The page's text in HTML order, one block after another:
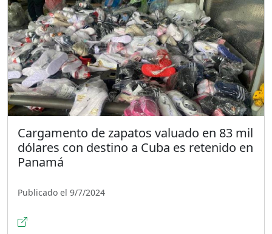
Cargamento de zapatos valuado en 83 mil
dólares con destino a Cuba es retenido en
Panamá
Publicado el 9/7/2024